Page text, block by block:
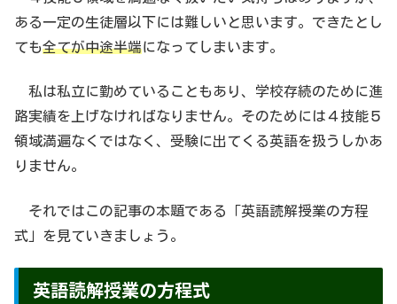
ある一定の生徒層以下には難しいと思います。できたとし
ても全てが中途半端になってしまいます。
私は私立に勤めていることもあり、学校存続のために進
路実績を上げなければなりません。そのためには４技能５
領域満遍なくではなく、受験に出てくる英語を扱うしかあ
りません。
それではこの記事の本題である「英語読解授業の方程
式」を見ていきましょう。
英語読解授業の方程式